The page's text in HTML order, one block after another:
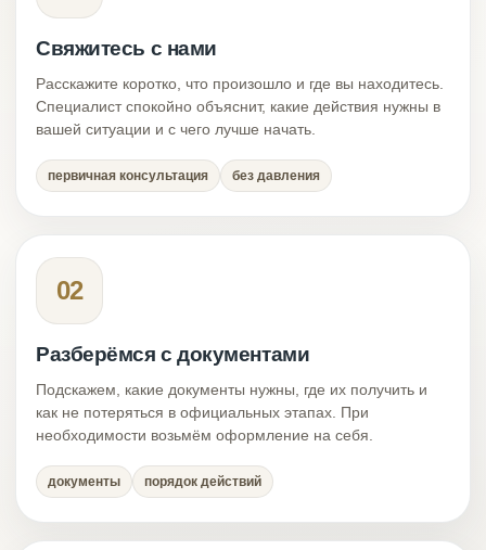
Свяжитесь с нами
Расскажите коротко, что произошло и где вы находитесь.
Специалист спокойно объяснит, какие действия нужны в
вашей ситуации и с чего лучше начать.
первичная консультация без давления
02
Разберёмся с документами
Подскажем, какие документы нужны, где их получить и
как не потеряться в официальных этапах. При
необходимости возьмём оформление на себя.
документы порядок действий